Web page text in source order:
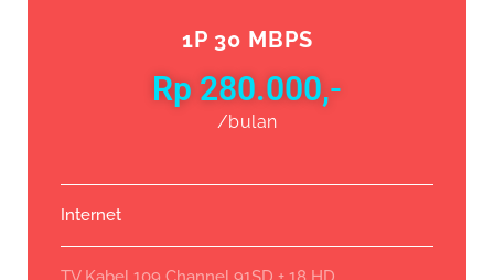
1P 30 MBPS
Rp 280.000,-
/bulan
Internet